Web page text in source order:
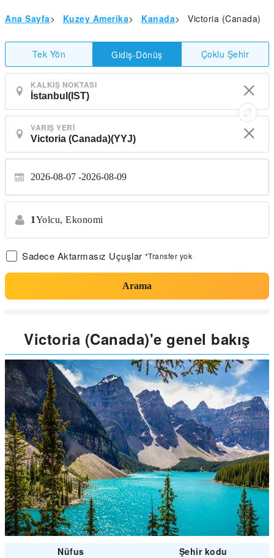
Ana Sayfa> Kuzey Amerika> Kanada> Victoria (Canada)
Tek Yön Gidiş-Dönüş Çoklu Şehir
KALKIŞ NOKTASI
VARIŞ YERI
2026-08-07 2026-08-09
1Yolcu, Ekonomi
Sadece Aktarmasız Uçuşlar *Transfer yok
Arama
Victoria (Canada)'e genel bakış
Nüfus
Şehir kodu